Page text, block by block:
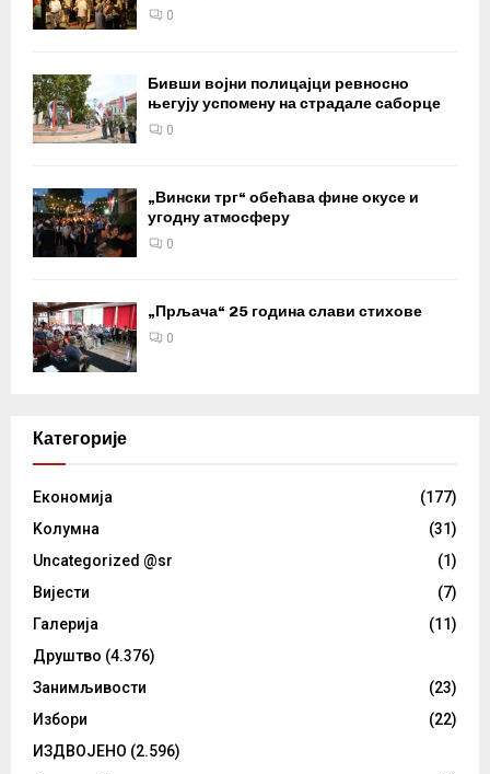
0
Бивши војни полицајци ревносно
његују успомену на страдале саборце
0
„Вински трг“ обећава фине окусе и
угодну атмосферу
0
„Прљача“ 25 година слави стихове
0
Категорије
Eкономија
(177)
Kолумнa
(31)
Uncategorized @sr
(1)
Вијести
(7)
Галерија
(11)
Друштво (4.376)
Занимљивости
(23)
Избори
(22)
ИЗДВОЈЕНО (2.596)